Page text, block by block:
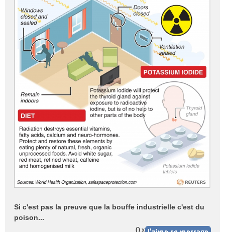
Si c'est pas la preuve que la bouffe industrielle c'est du
poison...
x